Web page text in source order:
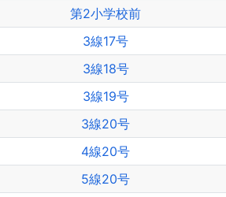
第2小学校前
3線17号
3線18号
3線19号
3線20号
4線20号
5線20号